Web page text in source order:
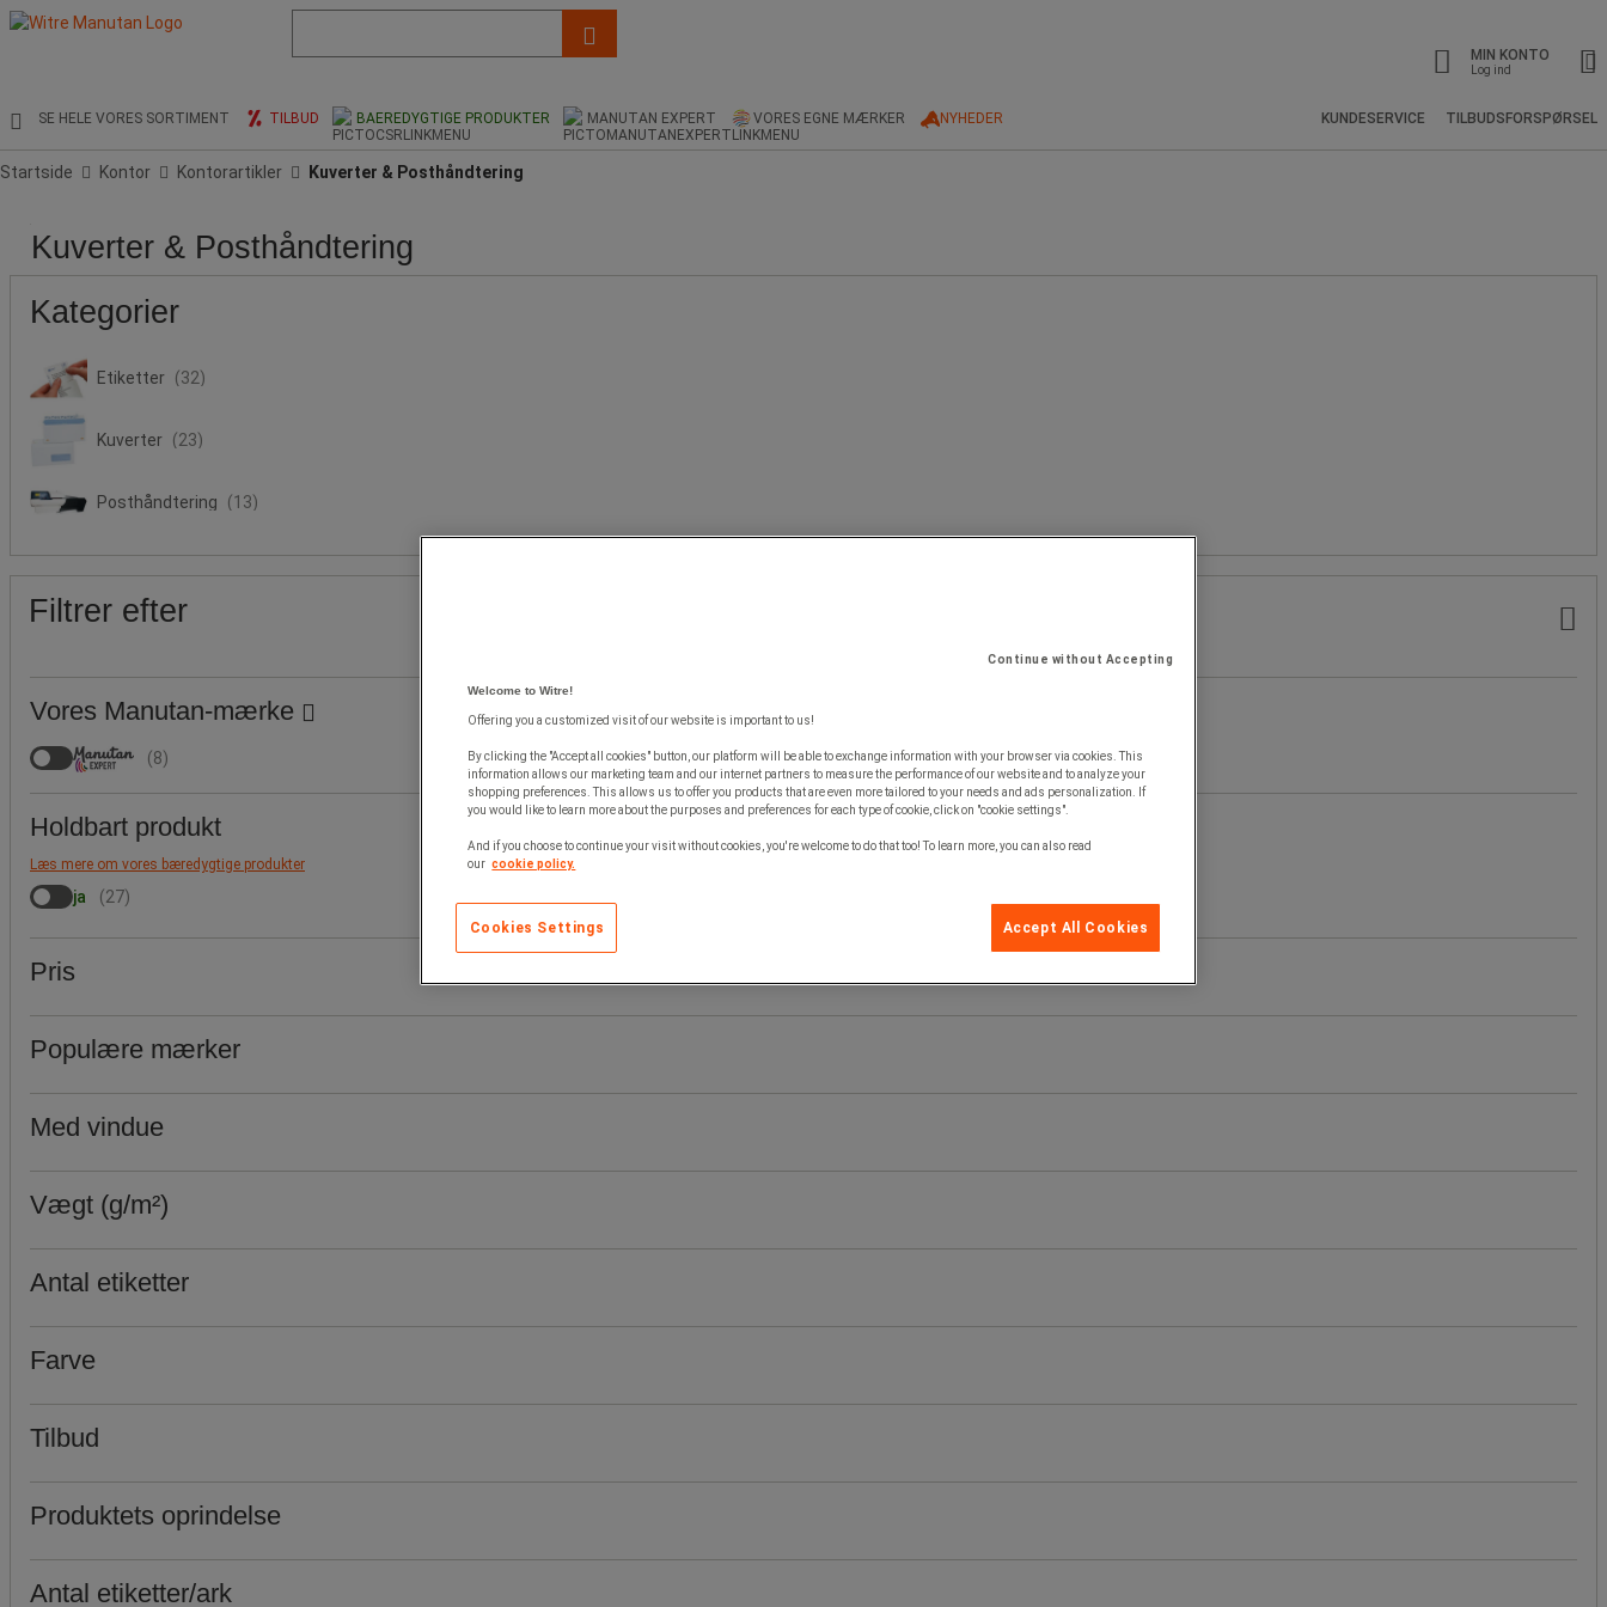
og
søgehistorik
MIN KONTO
Log ind
SE HELE VORES SORTIMENT TILBUD BAEREDYGTIGE PRODUKTER MANUTAN EXPERT VORES EGNE MÆRKER NYHEDER KUNDESERVICE TILBUDSFORSPØRSEL
Startside Kontor Kontorartikler Kuverter & Posthåndtering
Kuverter & Posthåndtering
Kategorier
Etiketter (32)
Kuverter (23)
Posthåndtering (13)
Filtrer efter
Vores Manutan-mærke
(8)
Holdbart produkt
Læs mere om vores bæredygtige produkter
ja (27)
Pris
Pris
Populære
Populære mærker
Med
Med vindue
Vægt
Vægt (g/m²)
Antal
Antal etiketter
Farve
Farve
Tilbud
Tilbud
Produktets
Produktets oprindelse
Antal
Antal etiketter/ark
Continue without Accepting
Welcome to Witre!
Offering you a customized visit of our website is important to us!
By clicking the "Accept all cookies" button, our platform will be able to exchange information with your browser via cookies. This
information allows our marketing team and our internet partners to measure the performance of our website and to analyze your
shopping preferences. This allows us to offer you products that are even more tailored to your needs and ads personalization. If
you would like to learn more about the purposes and preferences for each type of cookie, click on "cookie settings".
And if you choose to continue your visit without cookies, you're welcome to do that too! To learn more, you can also read
our cookie policy.
Accept All Cookies
Cookies Settings